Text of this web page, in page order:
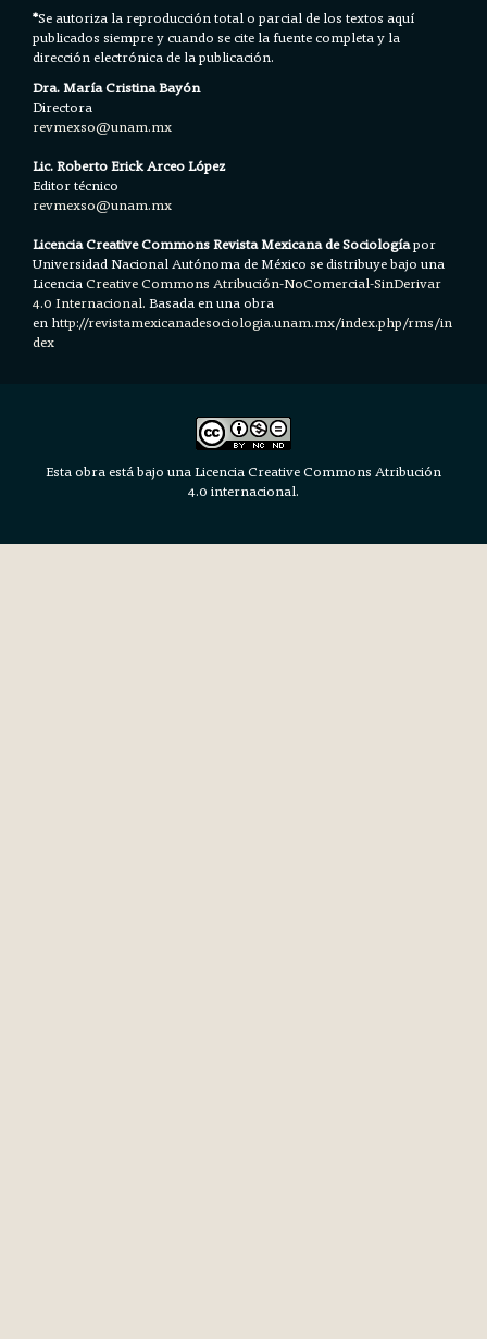
*Se autoriza la reproducción total o parcial de los textos aquí
publicados siempre y cuando se cite la fuente completa y la
dirección electrónica de la publicación.
Dra. María Cristina Bayón
Directora
revmexso@unam.mx
Lic. Roberto Erick Arceo López
Editor técnico
revmexso@unam.mx
Licencia Creative Commons Revista Mexicana de Sociologíapor
Universidad Nacional Autónoma de México se distribuye bajo una
LicenciaCreative Commons Atribución-NoComercial-SinDerivar
4.0 Internacional.Basada en una obra
en http://revistamexicanadesociologia.unam.mx/index.php/rms/in
dex
Esta obra está bajo una Licencia Creative Commons Atribución
4.0 internacional.